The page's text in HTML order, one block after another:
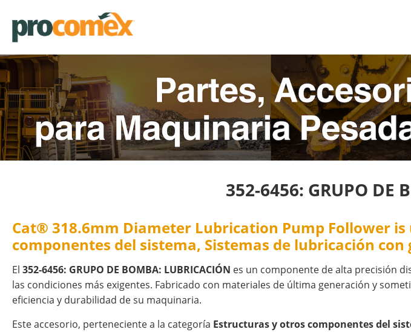
352-6456: GRUPO DE
Cat® 318.6mm Diameter Lubrication Pump Follower
componentes del sistema, Sistemas de lubricación con
El 352-6456: GRUPO DE BOMBA: LUBRICACIÓN es un componente de alta precisión
las condiciones más exigentes. Fabricado con materiales de última generación y
eficiencia y durabilidad de su maquinaria.
Este accesorio, perteneciente a la categoría Estructuras y otros componentes del